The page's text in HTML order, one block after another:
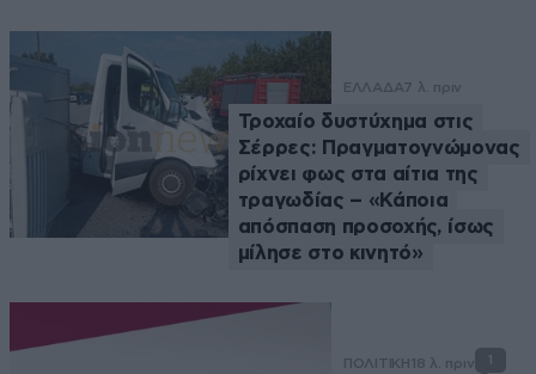
ΕΛΛΑΔΑ7 λ. πριν
Τροχαίο δυστύχημα στις
Σέρρες: Πραγματογνώμονας
ρίχνει φως στα αίτια της
τραγωδίας – «Κάποια
απόσπαση προσοχής, ίσως
μίλησε στο κινητό»
ΠΟΛΙΤΙΚΗ 18 λ. πριν 1